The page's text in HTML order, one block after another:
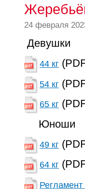
24 февраля
Девушки
44 кг
54 кг
65 кг
Юноши
49 кг
64 кг
Регламент